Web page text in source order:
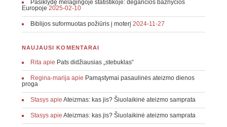
Pasiklydę melagingoje statistikoje: degančios bažnyčios
Europoje 2025-02-10
Biblijos suformuotas požiūris į moterį 2024-11-27
NAUJAUSI KOMENTARAI
Ritaapie Pats didžiausias „stebuklas“
Regina-marijaapie Pamąstymai pasaulinės ateizmo dienos
proga
Stasysapie Ateizmas: kas jis? Šiuolaikinė ateizmo samprata
Stasysapie Ateizmas: kas jis? Šiuolaikinė ateizmo samprata